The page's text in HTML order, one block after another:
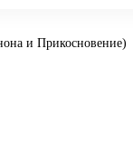
и Прикосновение)